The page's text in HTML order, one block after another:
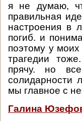
я не думаю,
правильная
настроения в
погиб. и
поэтому у моих
трагедии
прячу. но
солидарности
мы главное с
Галина